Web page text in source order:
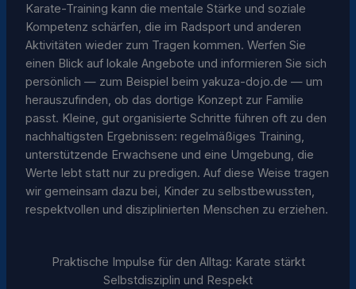
Karate-Training kann die mentale Stärke und soziale
Kompetenz schärfen, die im Radsport und anderen
Aktivitäten wieder zum Tragen kommen. Werfen Sie
einen Blick auf lokale Angebote und informieren Sie sich
persönlich — zum Beispiel beim yakuza-dojo.de — um
herauszufinden, ob das dortige Konzept zur Familie
passt. Kleine, gut organisierte Schritte führen oft zu den
nachhaltigsten Ergebnissen: regelmäßiges Training,
unterstützende Erwachsene und eine Umgebung, die
Werte lebt statt nur zu predigen. Auf diese Weise tragen
wir gemeinsam dazu bei, Kinder zu selbstbewussten,
respektvollen und disziplinierten Menschen zu erziehen.
Praktische Impulse für den Alltag: Karate stärkt
Selbstdisziplin und Respekt